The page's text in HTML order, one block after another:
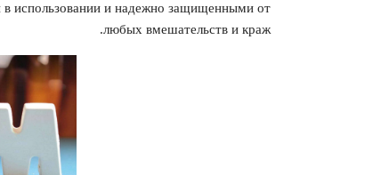
использовании и надежно защищенными от
любых вмешательств и краж.